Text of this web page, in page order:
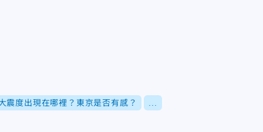
震度出現在哪裡？東京是否有感？